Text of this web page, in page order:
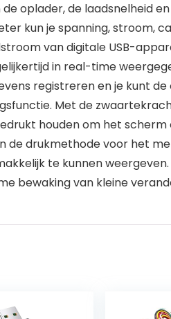
oplader, de laadsnelheid
kun je spanning, stroom,
van digitale USB-
in real-time
registreren en je kunt
Met de
houden om het scherm
de drukmethode voor het
te kunnen
bewaking van kleine